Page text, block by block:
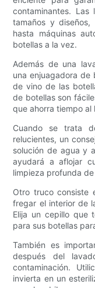
contaminantes. Las
tamaños y diseños,
hasta máquinas
botellas a la vez.
Además de una
una enjuagadora de
de vino de las
de botellas son
que ahorra tiempo
Cuando se trata
relucientes, un
solución de agua y
ayudará a aflojar
limpieza profunda
Otro truco consiste
fregar el interior de
Elija un cepillo que
para sus botellas
También es
después del
contaminación.
invierta en un